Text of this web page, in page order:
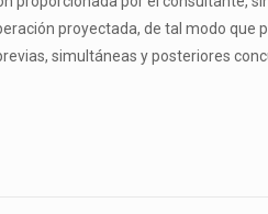
proyectada, de tal modo
simultáneas y posteriores